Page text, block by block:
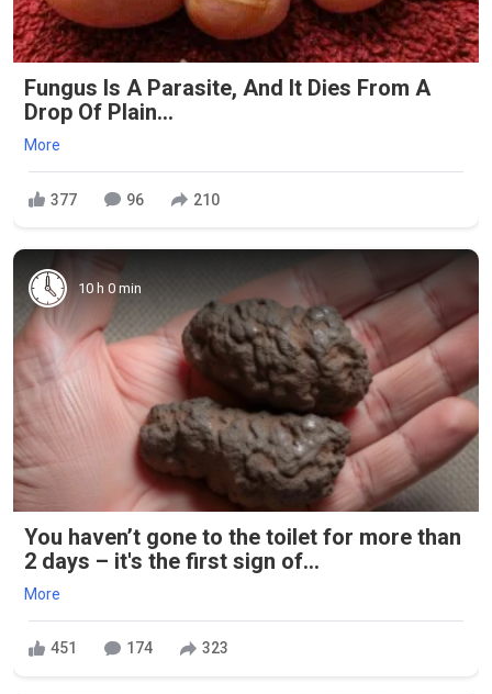
Fungus Is A Parasite, And It Dies From A
Drop Of Plain...
More
377 96 210
10 h 0 min
You haven’t gone to the toilet for more than
2 days – it's the first sign of...
More
451 174 323